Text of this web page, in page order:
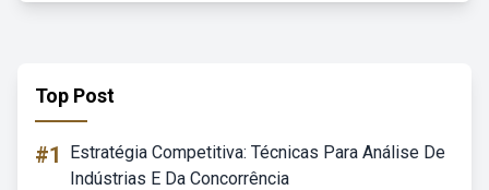
Top Post
#1
Estratégia Competitiva: Técnicas Para Análise De
Indústrias E Da Concorrência